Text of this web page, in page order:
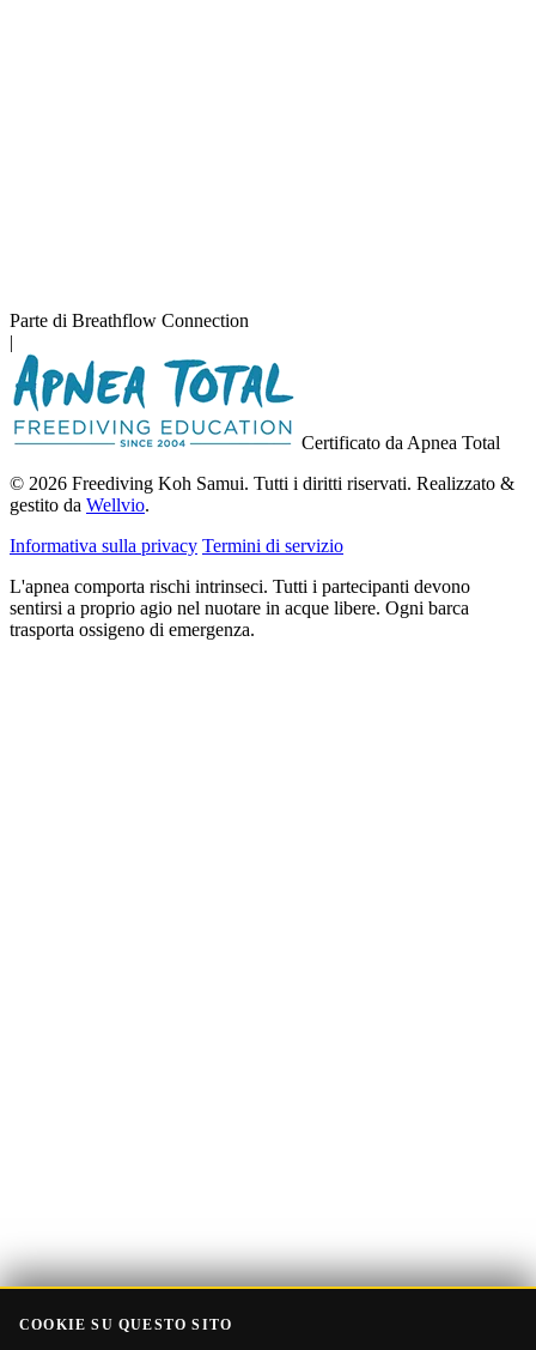
Parte di Breathflow Connection
|
Certificato da Apnea Total
© 2026 Freediving Koh Samui. Tutti i diritti riservati. Realizzato &
gestito da Wellvio.
Informativa sulla privacy Termini di servizio
L'apnea comporta rischi intrinseci. Tutti i partecipanti devono
sentirsi a proprio agio nel nuotare in acque libere. Ogni barca
trasporta ossigeno di emergenza.
COOKIE SU QUESTO SITO